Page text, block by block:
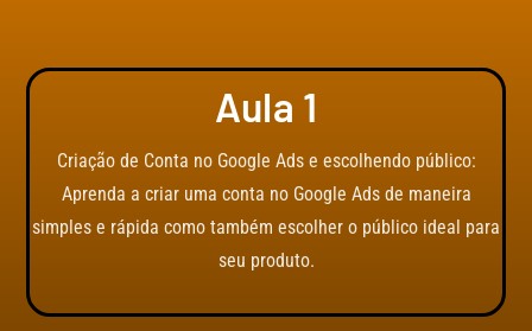
Aula 1
Criação de Conta no Google Ads e escolhendo público:
Aprenda a criar uma conta no Google Ads de maneira
simples e rápida como também escolher o público ideal para
seu produto.